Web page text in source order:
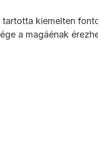
kiemelten
a magáénak